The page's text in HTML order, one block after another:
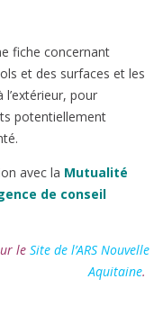
fiche concernant
et des surfaces et les
pour
potentiellement
avec la Mutualité
de conseil
le Site de l’ARS Nouvelle
Aquitaine.